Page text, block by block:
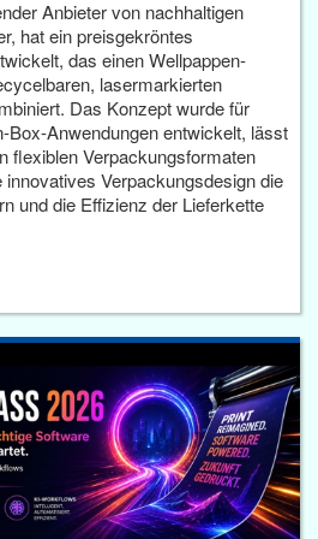
Anbieter von nachhaltigen
hat ein preisgekröntes
das einen Wellpappen-
lasermarkierten
Das Konzept wurde für
Box-Anwendungen entwickelt, lässt
flexiblen Verpackungsformaten
Verpackungsdesign die
und die Effizienz der Lieferkette